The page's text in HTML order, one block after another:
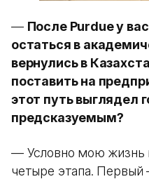
— После Purdue у
остаться в
вернулись в
поставить на
этот путь выглядел
предсказуемым?
— Условно мою жизнь
четыре этапа.